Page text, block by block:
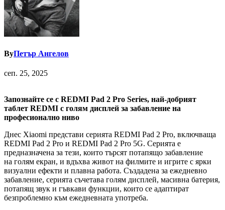
ByПетър Ангелов
сеп. 25, 2025
Запознайте се с REDMI Pad 2 Pro Series, най-добрият
таблет REDMI с голям дисплей за забавление на
професионално ниво
Днес Xiaomi представи серията REDMI Pad 2 Pro, включваща
REDMI Pad 2 Pro и REDMI Pad 2 Pro 5G. Серията е
предназначена за тези, които търсят потапящо забавление
на голям екран, и вдъхва живот на филмите и игрите с ярки
визуални ефекти и плавна работа. Създадена за ежедневно
забавление, серията съчетава голям дисплей, масивна батерия,
потапящ звук и гъвкави функции, които се адаптират
безпроблемно към ежедневната употреба.